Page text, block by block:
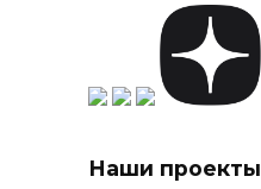
Наши проекты